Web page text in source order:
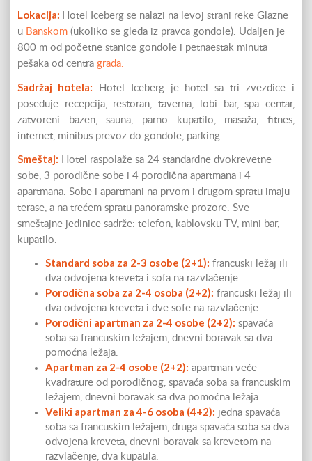
Lokacija: Hotel Iceberg se nalazi na levoj strani reke Glazne
u Banskom (ukoliko se gleda iz pravca gondole). Udaljen je
800 m od početne stanice gondole i petnaestak minuta
pešaka od centra grada.
Sadržaj hotela: Hotel Iceberg je hotel sa tri zvezdice i
poseduje recepcija, restoran, taverna, lobi bar, spa centar,
zatvoreni bazen, sauna, parno kupatilo, masaža, fitnes,
internet, minibus prevoz do gondole, parking.
Smeštaj: Hotel raspolaže sa 24 standardne dvokrevetne
sobe, 3 porodične sobe i 4 porodična apartmana i 4
apartmana. Sobe i apartmani na prvom i drugom spratu imaju
terase, a na trećem spratu panoramske prozore. Sve
smeštajne jedinice sadrže: telefon, kablovsku TV, mini bar,
kupatilo.
Standard soba za 2-3 osobe (2+1): francuski ležaj ili
dva odvojena kreveta i sofa na razvlačenje.
Porodična soba za 2-4 osoba (2+2): francuski ležaj ili
dva odvojena kreveta i dve sofe na razvlačenje.
Porodični apartman za 2-4 osobe (2+2): spavaća
soba sa francuskim ležajem, dnevni boravak sa dva
pomoćna ležaja.
Apartman za 2-4 osobe (2+2): apartman veće
kvadrature od porodičnog, spavaća soba sa francuskim
ležajem, dnevni boravak sa dva pomoćna ležaja.
Veliki apartman za 4-6 osoba (4+2): jedna spavaća
soba sa francuskim ležajem, druga spavaća soba sa dva
odvojena kreveta, dnevni boravak sa krevetom na
razvlačenje, dva kupatila.